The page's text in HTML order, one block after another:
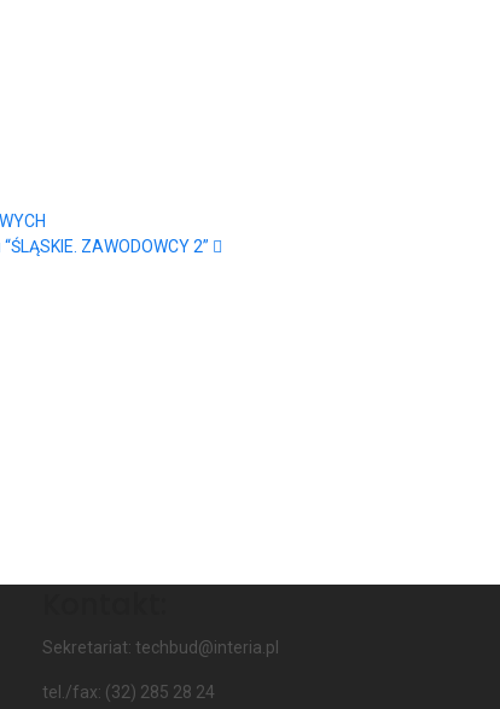
ZAWODOWCY 2”
Sekretariat: techbud@interia.pl
tel./fax: (32) 285 28 24